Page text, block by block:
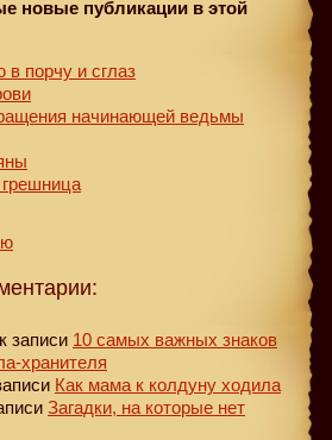
новые публикации в этой
порчу и сглаз
начинающей ведьмы
к записи 10 самых важных знаков
хранителя
Как мама к колдуну ходила
Загадки, на которые нет